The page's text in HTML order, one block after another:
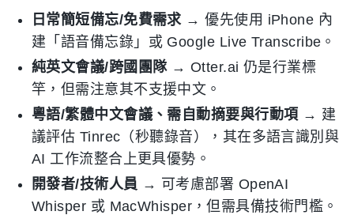
日常簡短備忘/免費需求→ 優先使用 iPhone 內
建「語音備忘錄」或 Google Live Transcribe。
純英文會議/跨國團隊→ Otter.ai 仍是行業標
竿，但需注意其不支援中文。
粵語/繁體中文會議、需自動摘要與行動項 → 建
議評估 Tinrec（秒聽錄音），其在多語言識別與
AI 工作流整合上更具優勢。
開發者/技術人員 → 可考慮部署 OpenAI
Whisper 或 MacWhisper，但需具備技術門檻。